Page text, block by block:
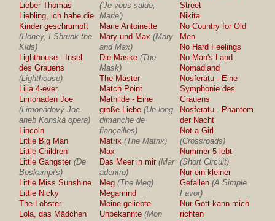
Lieber Thomas
Liebling, ich habe die
Kinder geschrumpft
(Honey, I Shrunk the
Kids)
Lighthouse - Insel
des Grauens
(Lighthouse)
Lilja 4-ever
Limonaden Joe
(Limonádový Joe
aneb Konská opera)
Lincoln
Little Big Man
Little Children
Little Gangster (De
Boskampi's)
Little Miss Sunshine
Little Nicky
The Lobster
Lola, das Mädchen
('Je vous salue,
Marie')
Marie Antoinette
Mary und Max (Mary
and Max)
Die Maske (The
Mask)
The Master
Match Point
Mathilde - Eine
große Liebe (Un long
dimanche de
fiançailles)
Matrix (The Matrix)
Max
Das Meer in mir (Mar
adentro)
Meg (The Meg)
Megamind
Meine geliebte
Unbekannte (Mon
Street
Nikita
No Country for Old
Men
No Hard Feelings
No Man's Land
Nomadland
Nosferatu - Eine
Symphonie des
Grauens
Nosferatu - Phantom
der Nacht
Not a Girl
(Crossroads)
Nummer 5 lebt
(Short Circuit)
Nur ein kleiner
Gefallen (A Simple
Favor)
Nur Gott kann mich
richten